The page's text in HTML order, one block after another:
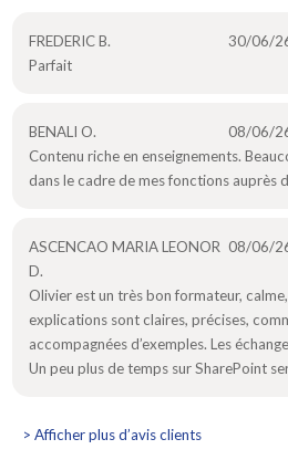
FREDERIC B. 30/06/
Parfait
BENALI O. 08/06/
Contenu riche en enseignements.
dans le cadre de mes fonctions auprès
ASCENCAO MARIA LEONOR
D.
08/06/
Olivier est un très bon formateur,
explications sont claires, précises,
accompagnées d’exemples. Les
Un peu plus de temps sur SharePoint
> Afficher plus d’avis clients